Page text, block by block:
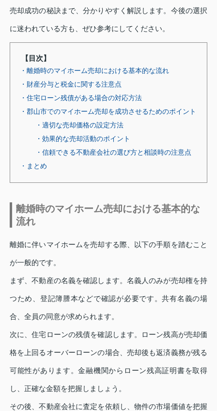
売却成功の秘訣まで、分かりやすく解説します。今後の選択
に迷われている方も、ぜひ参考にしてください。
【目次】
・離婚時のマイホーム売却における基本的な流れ
・財産分与と税金に関する注意点
・住宅ローン残債がある場合の対応方法
・郡山市でのマイホーム売却を成功させるためのポイント
・適切な売却価格の設定方法
・効果的な売却活動のポイント
・信頼できる不動産会社の選び方と相談時の注意点
・まとめ
離婚時のマイホーム売却における基本的な
流れ
離婚に伴いマイホームを売却する際、以下の手順を踏むこと
が一般的です。
まず、不動産の名義を確認します。名義人のみが売却権を持
つため、登記簿謄本などで確認が必要です。共有名義の場
合、全員の同意が求められます。
次に、住宅ローンの残債を確認します。ローン残高が売却価
格を上回るオーバーローンの場合、売却後も返済義務が残る
可能性があります。金融機関からローン残高証明書を取得
し、正確な金額を把握しましょう。
その後、不動産会社に査定を依頼し、物件の市場価値を把握